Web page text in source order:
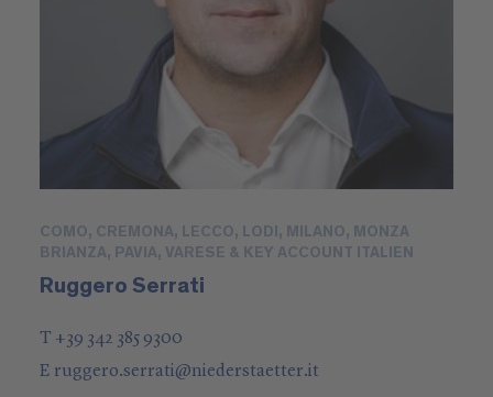
COMO, CREMONA, LECCO, LODI, MILANO, MONZA
BRIANZA, PAVIA, VARESE & KEY ACCOUNT ITALIEN
Ruggero Serrati
T +39 342 385 9300
E ruggero.serrati@niederstaetter.it